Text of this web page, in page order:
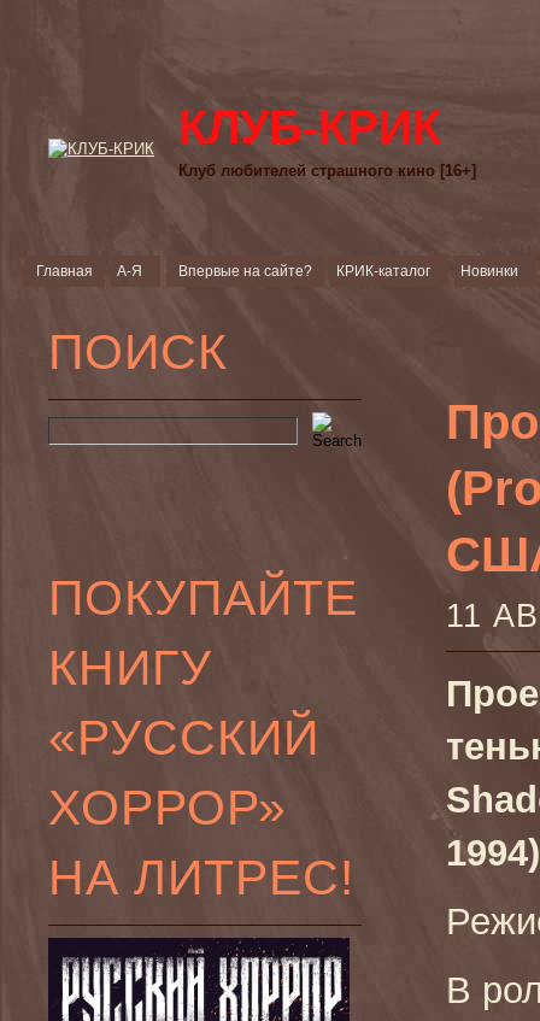
КЛУБ-КРИК
Клуб любителей страшного кино [16+]
Главная А-Я Впервые на сайте? КРИК-каталог Новинки
ПОИСК
ПОКУПАЙТЕ
КНИГУ
«РУССКИЙ
ХОРРОР»
НА ЛИТРЕС!
11
1994)
В